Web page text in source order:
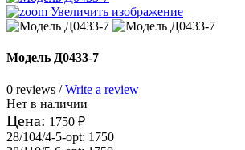
Увеличить изображение
Модель Д0433-7
0 reviews /Write a review
Нет в наличии
Цена: 1750 ₽
28/104/4-5-opt: 1750